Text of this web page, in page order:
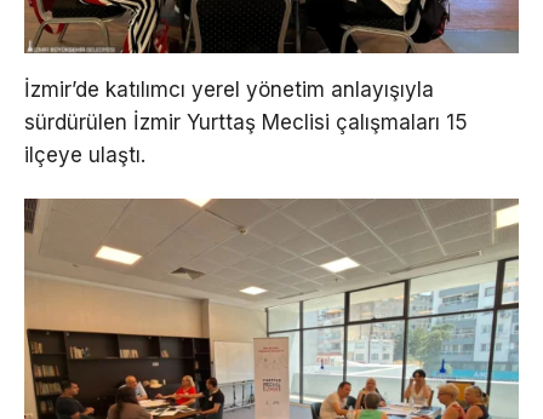
İzmir’de katılımcı yerel yönetim anlayışıyla
sürdürülen İzmir Yurttaş Meclisi çalışmaları 15
ilçeye ulaştı.